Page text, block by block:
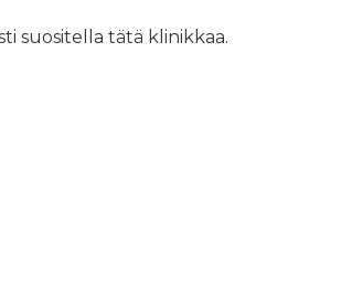
suositella tätä klinikkaa.